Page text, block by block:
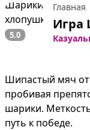
5.0
Главная
Шипастый мяч
пробивая
шарики.
путь к победе.